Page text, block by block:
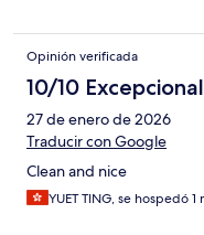
Opinión verificada
10/10 Excepcional
27 de enero de 2026
Traducir con Google
Clean and nice
YUET TING, se hospedó 1